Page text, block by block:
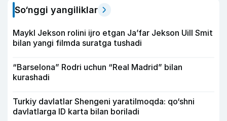
So‘nggi yangiliklar
Maykl Jekson rolini ijro etgan Ja’far Jekson Uill Smit
bilan yangi filmda suratga tushadi
“Barselona” Rodri uchun “Real Madrid” bilan
kurashadi
Turkiy davlatlar Shengeni yaratilmoqda: qo‘shni
davlatlarga ID karta bilan boriladi